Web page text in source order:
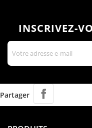
INSCRIVEZ-
Partager